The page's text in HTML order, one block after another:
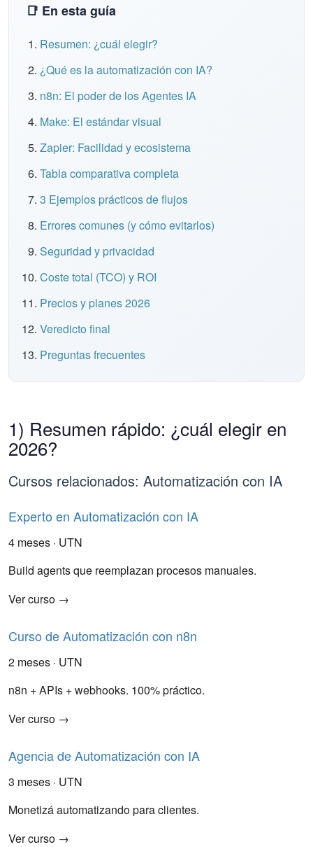
📑 En esta guía
Resumen: ¿cuál elegir?
¿Qué es la automatización con IA?
n8n: El poder de los Agentes IA
Make: El estándar visual
Zapier: Facilidad y ecosistema
Tabla comparativa completa
3 Ejemplos prácticos de flujos
Errores comunes (y cómo evitarlos)
Seguridad y privacidad
Coste total (TCO) y ROI
Precios y planes 2026
Veredicto final
Preguntas frecuentes
1) Resumen rápido: ¿cuál elegir en
2026?
Cursos relacionados: Automatización con IA
Experto en Automatización con IA
4 meses · UTN
Build agents que reemplazan procesos manuales.
Ver curso →
Curso de Automatización con n8n
2 meses · UTN
n8n + APIs + webhooks. 100% práctico.
Ver curso →
Agencia de Automatización con IA
3 meses · UTN
Monetizá automatizando para clientes.
Ver curso →